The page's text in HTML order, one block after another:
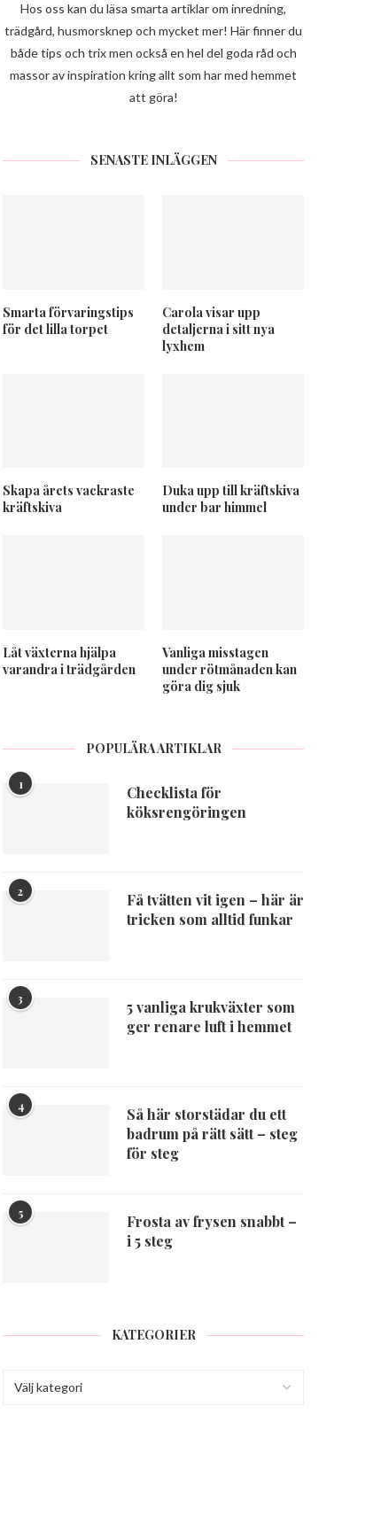
Hos oss kan du läsa smarta artiklar om inredning,
trädgård, husmorsknep och mycket mer! Här finner du
både tips och trix men också en hel del goda råd och
massor av inspiration kring allt som har med hemmet
att göra!
SENASTE INLÄGGEN
Smarta förvaringstips
för det lilla torpet
Carola visar upp
detaljerna i sitt nya
lyxhem
Skapa årets vackraste
kräftskiva
Duka upp till kräftskiva
under bar himmel
Låt växterna hjälpa
varandra i trädgården
Vanliga misstagen
under rötmånaden kan
göra dig sjuk
POPULÄRA ARTIKLAR
1
Checklista för
köksrengöringen
2
Få tvätten vit igen – här är
tricken som alltid funkar
3
5 vanliga krukväxter som
ger renare luft i hemmet
4
Så här storstädar du ett
badrum på rätt sätt – steg
för steg
5
Frosta av frysen snabbt –
i 5 steg
KATEGORIER